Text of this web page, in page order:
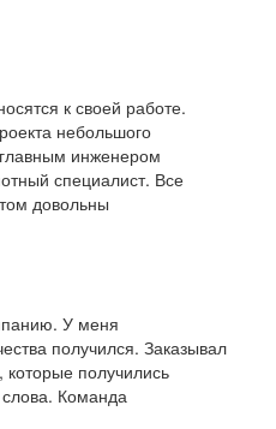
к своей работе.
небольшого
инженером
специалист. Все
довольны
У меня
получился. Заказывал
получились
Команда